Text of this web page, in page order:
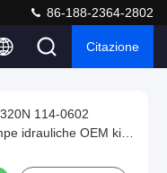
86-188-2364-2802
Citazione
114-0602
idrauliche OEM kit